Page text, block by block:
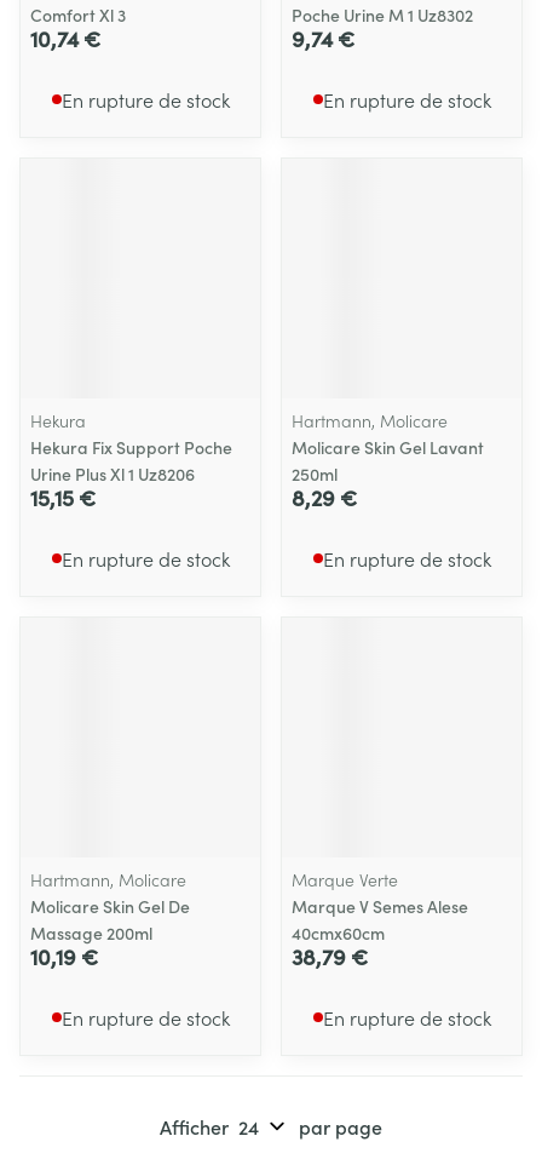
Comfort Xl 3
10,74 €
En rupture de stock
Poche Urine M 1 Uz8302
9,74 €
En rupture de stock
Hekura
Hekura Fix Support Poche
Urine Plus Xl 1 Uz8206
15,15 €
En rupture de stock
Hartmann, Molicare
Molicare Skin Gel Lavant
250ml
8,29 €
En rupture de stock
Hartmann, Molicare
Molicare Skin Gel De
Massage 200ml
10,19 €
En rupture de stock
Marque Verte
Marque V Semes Alese
40cmx60cm
38,79 €
En rupture de stock
Afficher par page